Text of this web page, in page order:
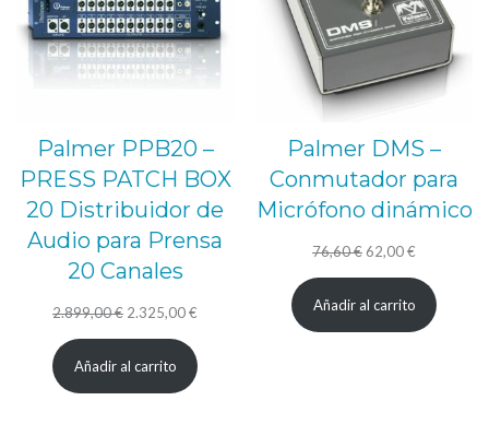
Palmer PPB20 –
PRESS PATCH BOX
20 Distribuidor de
Audio para Prensa
20 Canales
2.899,00€ El
precio
original
2.325,00€
actual
Añadir al carrito
Palmer DMS –
Conmutador para
Micrófono dinámico
76,60€ El
precio
original
62,00€
precio
actual
Añadir al carrito